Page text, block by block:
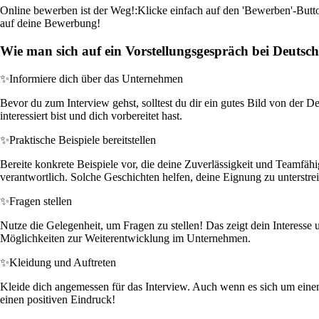
Online bewerben ist der Weg!:Klicke einfach auf den 'Bewerben'-
auf deine Bewerbung!
Wie man sich auf ein Vorstellungsgespräch bei
✨Informiere dich über das Unternehmen
Bevor du zum Interview gehst, solltest du dir ein gutes Bild von der
interessiert bist und dich vorbereitet hast.
✨Praktische Beispiele bereitstellen
Bereite konkrete Beispiele vor, die deine Zuverlässigkeit und
verantwortlich. Solche Geschichten helfen, deine Eignung zu
✨Fragen stellen
Nutze die Gelegenheit, um Fragen zu stellen! Das zeigt dein
Möglichkeiten zur Weiterentwicklung im Unternehmen.
✨Kleidung und Auftreten
Kleide dich angemessen für das Interview. Auch wenn es sich um
einen positiven Eindruck!